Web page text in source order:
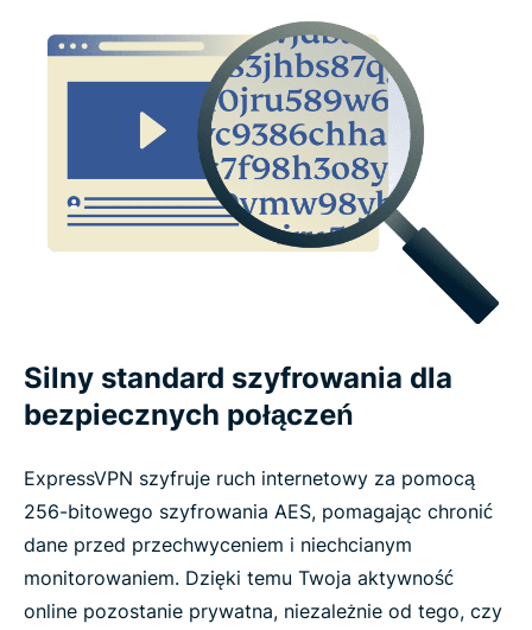
Co ludzie mówią o ExpressVPN
Często zadawane pytania dotyczące funkcji VPN
Silny standard szyfrowania dla
bezpiecznych połączeń
ExpressVPN szyfruje ruch internetowy za pomocą
256-bitowego szyfrowania AES, pomagając chronić
dane przed przechwyceniem i niechcianym
monitorowaniem. Dzięki temu Twoja aktywność
online pozostanie prywatna, niezależnie od tego, czy